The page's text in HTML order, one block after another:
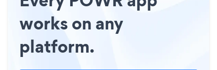
works on any
platform.